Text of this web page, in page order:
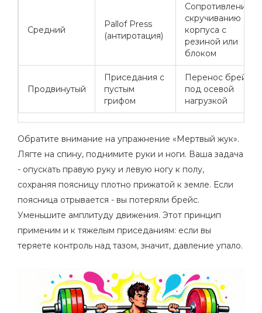
Средний
Pallof Press
(антиротация)
Сопротивление
скручиванию
корпуса с
резиной или
блоком
Продвинутый
Приседания с
пустым
грифом
Перенос брейса
под осевой
нагрузкой
Обратите внимание на упражнение «Мертвый жук».
Лягте на спину, поднимите руки и ноги. Ваша задача
- опускать правую руку и левую ногу к полу,
сохраняя поясницу плотно прижатой к земле. Если
поясница отрывается - вы потеряли брейс.
Уменьшите амплитуду движения. Этот принцип
применим и к тяжелым приседаниям: если вы
теряете контроль над тазом, значит, давление упало.